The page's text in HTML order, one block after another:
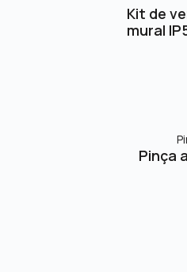
Kit de
mural
Pinça